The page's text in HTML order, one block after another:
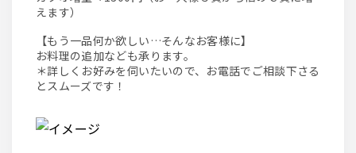
えます）
【もう一品何か欲しい…そんなお客様に】
お料理の追加なども承ります。
＊詳しくお好みを伺いたいので、お電話でご相談下さる
とスムーズです！